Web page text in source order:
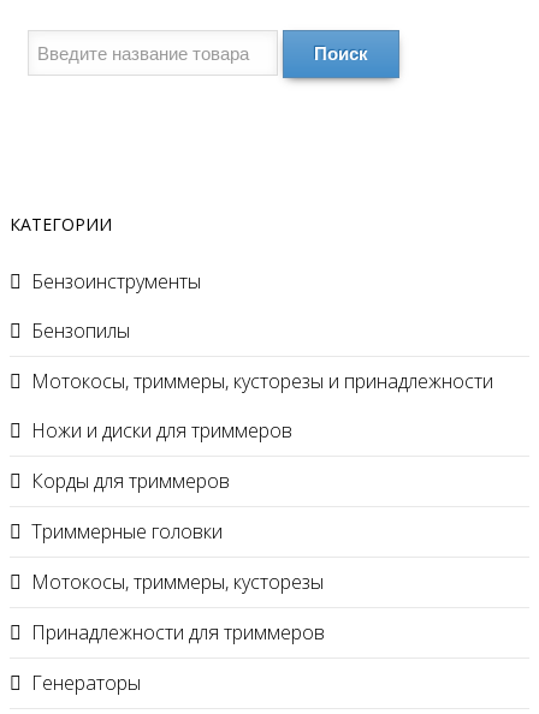
Поиск
КАТЕГОРИИ
Бензоинструменты
Бензопилы
Мотокосы, триммеры, кусторезы и принадлежности
Ножи и диски для триммеров
Корды для триммеров
Триммерные головки
Мотокосы, триммеры, кусторезы
Принадлежности для триммеров
Генераторы